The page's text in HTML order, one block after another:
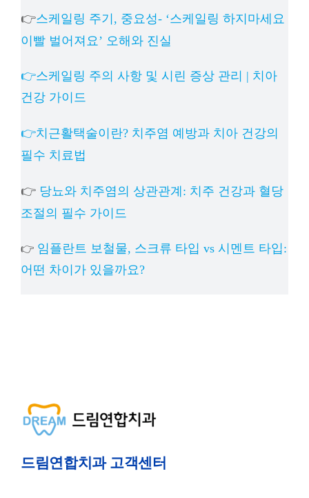
👉스케일링 주기, 중요성- ‘스케일링 하지마세요
이빨 벌어져요’ 오해와 진실
👉스케일링 주의 사항 및 시린 증상 관리 | 치아
건강 가이드
👉치근활택술이란? 치주염 예방과 치아 건강의
필수 치료법
👉 당뇨와 치주염의 상관관계: 치주 건강과 혈당
조절의 필수 가이드
👉 임플란트 보철물, 스크류 타입 vs 시멘트 타입:
어떤 차이가 있을까요?
드림연합치과 고객센터